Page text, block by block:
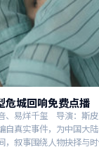
危城回响免费点播
、易烊千玺 导演：斯
真实事件，为中国大陆
，叙事围绕人物抉择与